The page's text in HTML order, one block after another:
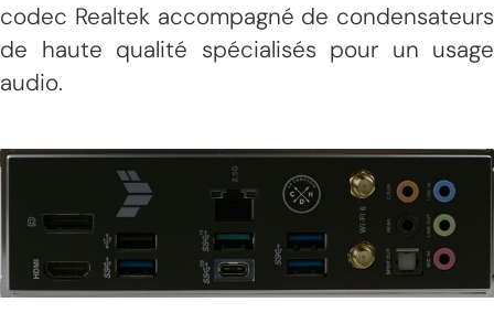
codec Realtek accompagné de condensateurs
de haute qualité spécialisés pour un usage
audio.